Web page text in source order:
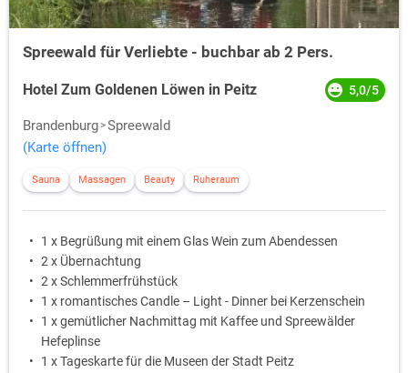
Spreewald für Verliebte - buchbar ab 2 Pers.
Hotel Zum Goldenen Löwen in Peitz 5,0/5
Brandenburg Spreewald
(Karte öffnen)
Sauna Massagen Beauty Ruheraum
1 x Begrüßung mit einem Glas Wein zum Abendessen
2 x Übernachtung
2 x Schlemmerfrühstück
1 x romantisches Candle – Light - Dinner bei Kerzenschein
1 x gemütlicher Nachmittag mit Kaffee und Spreewälder
Hefeplinse
1 x Tageskarte für die Museen der Stadt Peitz